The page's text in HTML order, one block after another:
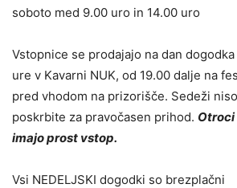
soboto med 9.00 uro in 14.00 uro
Vstopnice se prodajajo na dan
ure v Kavarni NUK, od 19.00 dalje na
pred vhodom na prizorišče. Sedeži
poskrbite za pravočasen prihod. Otroci
imajo prost vstop.
Vsi NEDELJSKI dogodki so brezplačni